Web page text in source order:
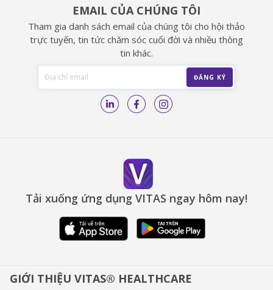
EMAIL CỦA CHÚNG TÔI
Tham gia danh sách email của chúng tôi cho hội thảo
trực tuyến, tin tức chăm sóc cuối đời và nhiều thông
tin khác.
Tải xuống ứng dụng VITAS ngay hôm nay!
GIỚI THIỆU VITAS® HEALTHCARE